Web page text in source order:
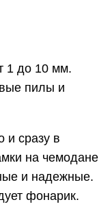
гибкий
и
одна деталь
любого